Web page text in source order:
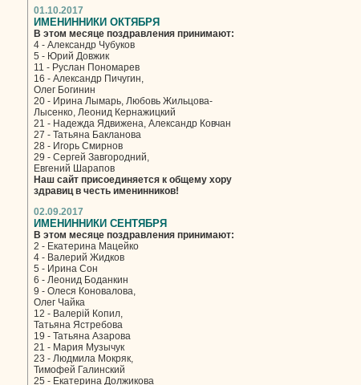
01.10.2017
ИМЕНИННИКИ ОКТЯБРЯ
В этом месяце поздравления принимают:
4 - Александр Чубуков
5 - Юрий Довжик
11 - Руслан Пономарев
16 - Александр Пичугин,
Олег Богинин
20 - Ирина Лымарь, Любовь Жильцова-
Лысенко, Леонид Кернажицкий
21 - Надежда Ядвижена, Александр Ковчан
27 - Татьяна Бакланова
28 - Игорь Смирнов
29 - Сергей Завгородний,
Евгений Шарапов
Наш сайт присоединяется к общему хору
здравиц в честь именинников!
02.09.2017
ИМЕНИННИКИ СЕНТЯБРЯ
В этом месяце поздравления принимают:
2 - Екатерина Мацейко
4 - Валерий Жидков
5 - Ирина Сон
6 - Леонид Боданкин
9 - Олеся Коновалова,
Олег Чайка
12 - Валерій Копил,
Татьяна Ястребова
19 - Татьяна Азарова
21 - Мария Музычук
23 - Людмила Мокряк,
Тимофей Галинский
25 - Екатерина Должикова